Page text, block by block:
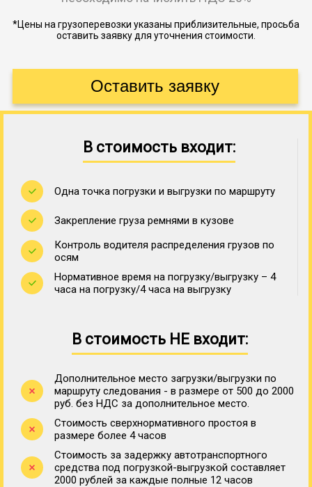
*Цены на грузоперевозки указаны приблизительные, просьба
оставить заявку для уточнения стоимости.
В стоимость входит:
Одна точка погрузки и выгрузки по маршруту
Закрепление груза ремнями в кузове
Контроль водителя распределения грузов по
осям
Нормативное время на погрузку/выгрузку – 4
часа на погрузку/4 часа на выгрузку
В стоимость НЕ входит:
Дополнительное место загрузки/выгрузки по
маршруту следования - в размере от 500 до 2000
руб. без НДС за дополнительное место.
Стоимость сверхнормативного простоя в
размере более 4 часов
Стоимость за задержку автотранспортного
средства под погрузкой-выгрузкой составляет
2000 рублей за каждые полные 12 часов